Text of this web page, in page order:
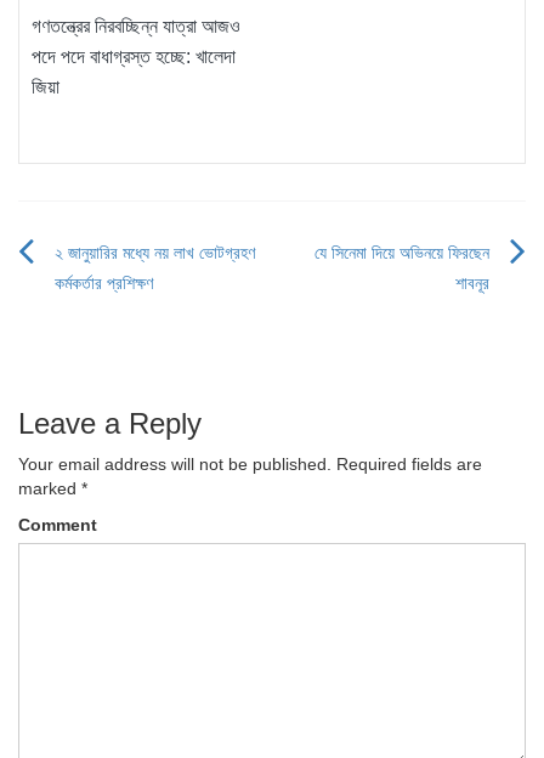
গণতন্ত্রের নিরবচ্ছিন্ন যাত্রা আজও
পদে পদে বাধাগ্রস্ত হচ্ছে: খালেদা
জিয়া
Post
২ জানুয়ারির মধ্যে নয় লাখ ভোটগ্রহণ
কর্মকর্তার প্রশিক্ষণ
যে সিনেমা দিয়ে অভিনয়ে ফিরছেন
শাবনূর
Leave a Reply
Your email address will not be published. Required fields are
marked *
Comment